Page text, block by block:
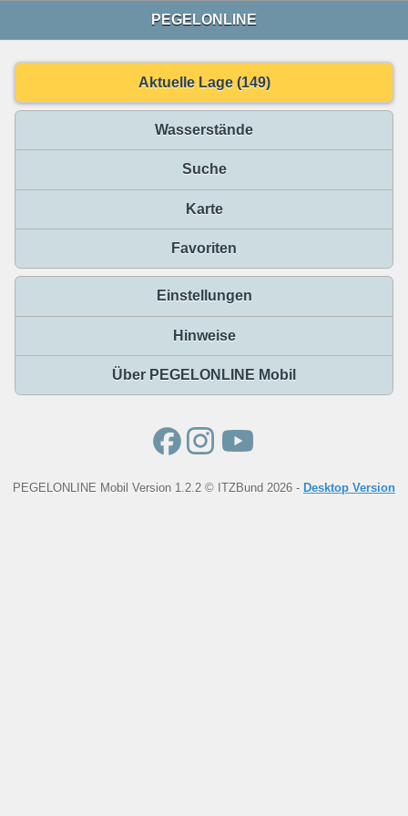
PEGELONLINE
Aktuelle Lage (149)
Wasserstände
Suche
Karte
Favoriten
Einstellungen
Hinweise
Über PEGELONLINE Mobil
PEGELONLINE Mobil Version 1.2.2 © ITZBund 2026 - Desktop Version